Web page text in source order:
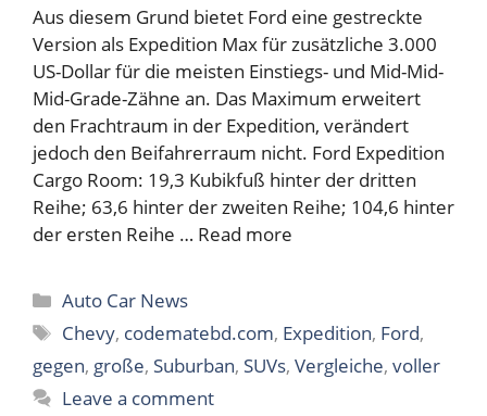
Aus diesem Grund bietet Ford eine gestreckte
Version als Expedition Max für zusätzliche 3.000
US-Dollar für die meisten Einstiegs- und Mid-Mid-
Mid-Grade-Zähne an. Das Maximum erweitert
den Frachtraum in der Expedition, verändert
jedoch den Beifahrerraum nicht. Ford Expedition
Cargo Room: 19,3 Kubikfuß hinter der dritten
Reihe; 63,6 hinter der zweiten Reihe; 104,6 hinter
der ersten Reihe … Read more
Categories
Auto Car News
Tags
Chevy, codematebd.com, Expedition, Ford,
gegen, große, Suburban, SUVs, Vergleiche, voller
Leave a comment